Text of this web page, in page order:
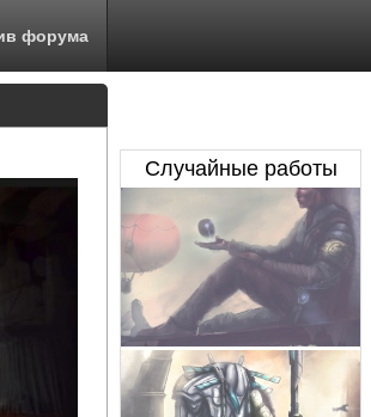
форума
Случайные работы